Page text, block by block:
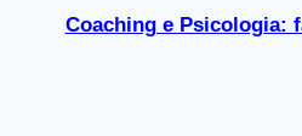
Coaching e Psicologia: